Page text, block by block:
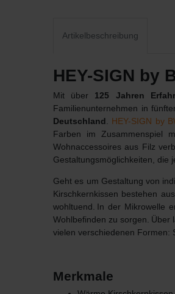
Artikelbeschreibung
HEY-SIGN by
Mit über 125 Jahren
Familienunternehmen in
Deutschland. HEY-SIGN by
Farben im Zusammenspiel
Wohnaccessoires aus Filz
Gestaltungsmöglichkeiten, die
Geht es um Gestaltung von
Kirschkernkissen bestehen
wohltuend. In der Mikrowelle
Wohlbefinden zu sorgen. Über
vielen verschiedenen Formen:
Merkmale